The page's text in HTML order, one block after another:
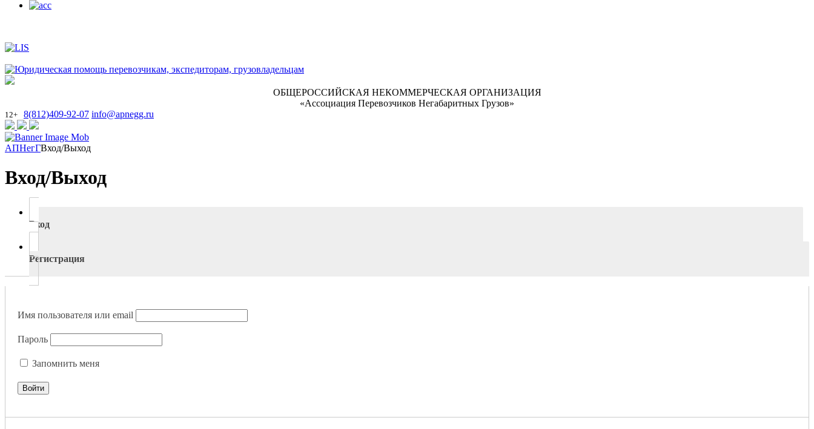
ОБЩЕРОССИЙСКАЯ НЕКОММЕРЧЕСКАЯ ОРГАНИЗАЦИЯ
«Ассоциация Перевозчиков Негабаритных Грузов»
12+ 8(812)409-92-07 info@apnegg.ru
АПНегГВход/Выход
Вход/Выход
Вход
Регистрация
Имя пользователя или email
Пароль
Запомнить меня